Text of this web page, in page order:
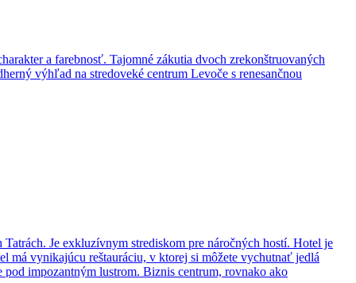
a farebnosť. Tajomné zákutia dvoch zrekonštruovaných
výhľad na stredoveké centrum Levoče s renesančnou
Je exkluzívnym strediskom pre náročných hostí. Hotel je
má vynikajúcu reštauráciu, v ktorej si môžete vychutnať jedlá
pod impozantným lustrom. Biznis centrum, rovnako ako